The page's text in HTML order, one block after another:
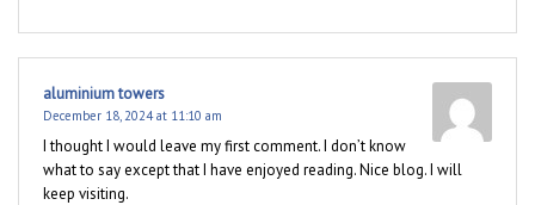
aluminium towers
December 18, 2024 at 11:10 am
I thought I would leave my first comment. I don’t know
what to say except that I have enjoyed reading. Nice blog. I will
keep visiting.